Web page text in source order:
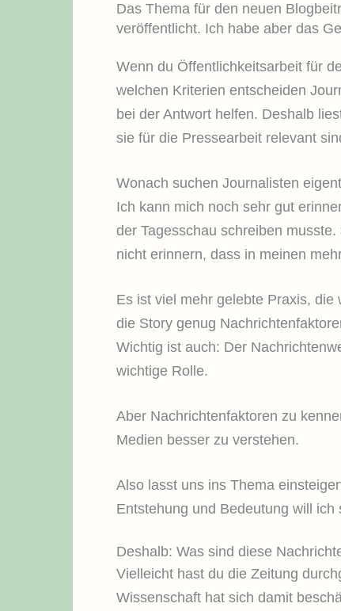
Das Thema für den neuen
veröffentlicht. Ich habe aber das
Wenn du Öffentlichkeitsarbeit für
welchen Kriterien entscheiden
bei der Antwort helfen. Deshalb
sie für die Pressearbeit relevant
Wonach suchen Journalisten
Ich kann mich noch sehr gut
der Tagesschau schreiben
nicht erinnern, dass in meinen
Es ist viel mehr gelebte Praxis,
die Story genug
Wichtig ist auch: Der
wichtige Rolle.
Aber Nachrichtenfaktoren zu
Medien besser zu verstehen.
Also lasst uns ins Thema
Entstehung und Bedeutung will ich
Deshalb: Was sind diese
Vielleicht hast du die Zeitung
Wissenschaft hat sich damit